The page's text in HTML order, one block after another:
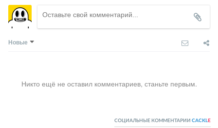
Новые
Никто ещё не оставил комментариев, станьте первым.
СОЦИАЛЬНЫЕ КОММЕНТАРИИ CACKL E